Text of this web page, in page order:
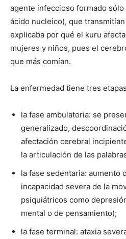
agente infeccioso formado
ácido nucleico), que
explicaba por qué el kuru
mujeres y niños, pues el
que más comían.
La enfermedad tiene tres
la fase ambulatoria: se
generalizado,
afectación cerebral
la articulación de las
la fase sedentaria: aumento
incapacidad severa de la
psiquiátricos como
mental o de pensamiento);
la fase terminal: ataxia